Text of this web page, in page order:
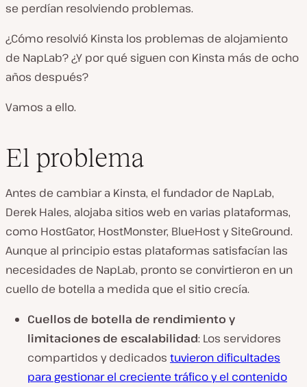
se perdían resolviendo problemas.
¿Cómo resolvió Kinsta los problemas de alojamiento
de NapLab? ¿Y por qué siguen con Kinsta más de ocho
años después?
Vamos a ello.
El problema
Antes de cambiar a Kinsta, el fundador de NapLab,
Derek Hales, alojaba sitios web en varias plataformas,
como HostGator, HostMonster, BlueHost y SiteGround.
Aunque al principio estas plataformas satisfacían las
necesidades de NapLab, pronto se convirtieron en un
cuello de botella a medida que el sitio crecía.
Cuellos de botella de rendimiento y
limitaciones de escalabilidad: Los servidores
compartidos y dedicados tuvieron dificultades
para gestionar el creciente tráfico y el contenido